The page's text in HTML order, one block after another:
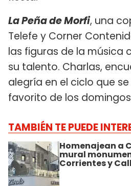
La Peña de Morfi, una
Telefe y Corner
las figuras de la música
su talento. Charlas,
alegría en el ciclo que
favorito de los
TAMBIÉN TE PUEDE
Homenajean a
mural
Corrientes y